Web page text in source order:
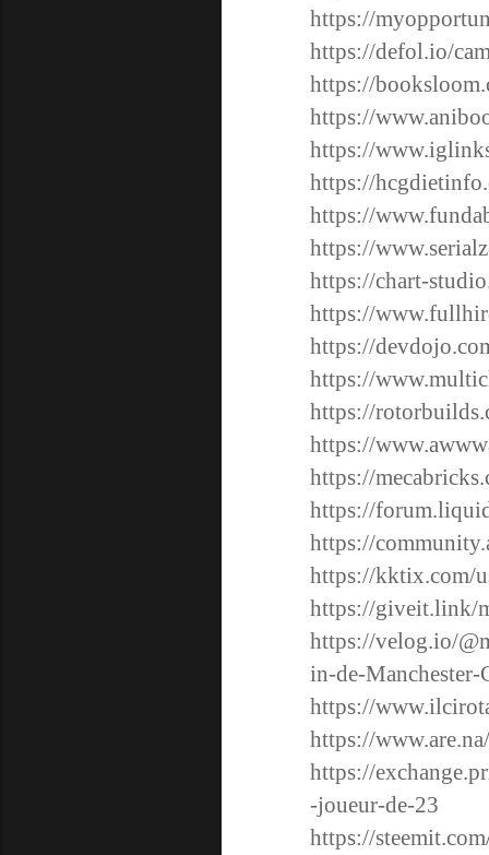
https://
https://defol.io/
https://
https://
https://
https://
https://
https://
https://chart-
https://
https://
https://
https://
https://
https://
https://
https://
https://kktix.com/
https://giveit.link/
https://velog.io/
in-de-
https://
https://
https://
-joueur-de-23
https://